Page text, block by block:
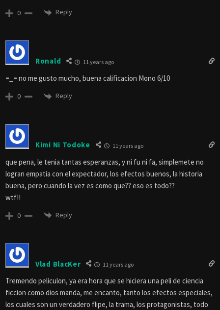
0 Reply
Ronald 11 years ago
=_= no me gusto mucho, buena calificacion Mono 6/10
0 Reply
Kimi Ni Todoke 11 years ago
que pena, le tenia tantas esperanzas, y ni fu ni fa, simplemete no
logran empatia con el expectador, los efectos buenos, la historia
buena, pero cuando la vez es como que?? eso es todo??
wtf!!
0 Reply
Vlad BlacKer 11 years ago
Tremendo peliculon, ya era hora que se hiciera una peli de ciencia
ficcion como dios manda, me encanto, tanto los efectos especiales,
los cuales son un verdadero flipe, la trama, los protagonistas, todo